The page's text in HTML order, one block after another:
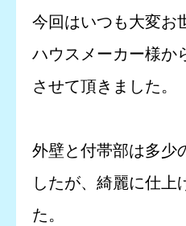
今回はいつも大変お
ハウスメーカー様か
させて頂きました。
外壁と付帯部は多少
したが、綺麗に仕上
た。